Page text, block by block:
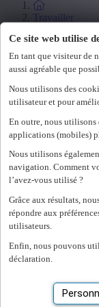
Ce site web utilise
En tant que visiteur de
aussi agréable que
Nous utilisons des
utilisateur et pour
En outre, nous utilisons
applications (mobiles)
Nous utilisons
navigation. Comment
l’avez-vous utilisé ?
Grâce aux résultats,
répondre aux
utilisateurs.
Enfin, nous pouvons
déclaration.
Travailler
Salon de
Législation
Employeur
Office
Technicum
Customer Care
Accounting &
Human
Construct
Nos services
Flexi-jobs
Projectsourcing